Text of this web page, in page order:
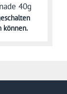
40g
können.